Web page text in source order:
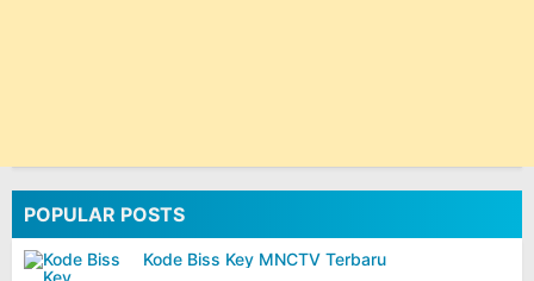
POPULAR POSTS
Kode Biss Key MNCTV Terbaru